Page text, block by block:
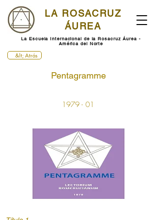
LA ROSACRUZ
ÁUREA
La Escuela Internacional de la Rosacruz Áurea -
América del Norte
&lt; Atrás
Pentagramme
1979 - 01